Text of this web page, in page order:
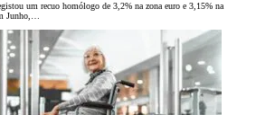
um recuo homólogo de 3,2% na zona euro e 3,15% na
Junho,…